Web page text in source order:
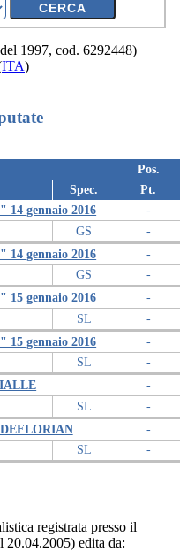
1997, cod. 6292448)
ITA)
Spec.
Pos.
Pt.
14 gennaio 2016
GS
-
-
14 gennaio 2016
GS
-
-
15 gennaio 2016
SL
-
-
15 gennaio 2016
SL
-
-
SL
-
-
SL
-
-
registrata presso il
20.04.2005) edita da: